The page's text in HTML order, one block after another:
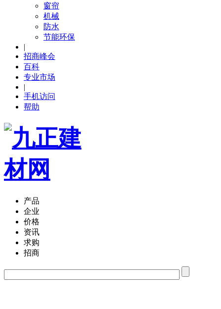
窗帘
机械
防水
节能环保
|
招商峰会
百科
专业市场
|
手机访问
帮助
产品
企业
价格
资讯
求购
招商